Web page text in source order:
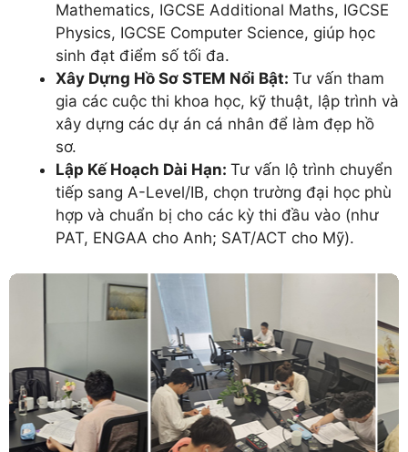
Mathematics, IGCSE Additional Maths, IGCSE
Physics, IGCSE Computer Science, giúp học
sinh đạt điểm số tối đa.
Xây Dựng Hồ Sơ STEM Nổi Bật: Tư vấn tham
gia các cuộc thi khoa học, kỹ thuật, lập trình và
xây dựng các dự án cá nhân để làm đẹp hồ
sơ.
Lập Kế Hoạch Dài Hạn: Tư vấn lộ trình chuyển
tiếp sang A-Level/IB, chọn trường đại học phù
hợp và chuẩn bị cho các kỳ thi đầu vào (như
PAT, ENGAA cho Anh; SAT/ACT cho Mỹ).